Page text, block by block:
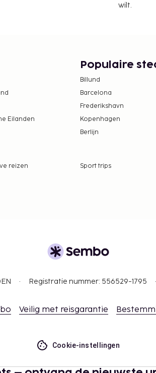
wilt.
Eilanden
Populaire
Billund
Barcelona
Frederikshavn
Kopenhagen
Berlijn
reizen Sport trips
Registratie nummer: 556529-1795
Veilig met reisgarantie
Cookie-instellingen